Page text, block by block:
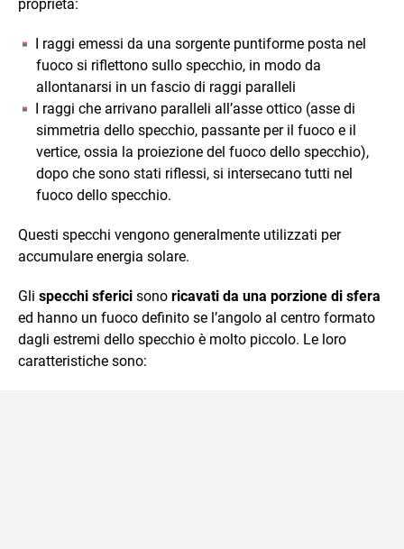
proprietà:
I raggi emessi da una sorgente puntiforme posta nel
fuoco si riflettono sullo specchio, in modo da
allontanarsi in un fascio di raggi paralleli
I raggi che arrivano paralleli all’asse ottico (asse di
simmetria dello specchio, passante per il fuoco e il
vertice, ossia la proiezione del fuoco dello specchio),
dopo che sono stati riflessi, si intersecano tutti nel
fuoco dello specchio.
Questi specchi vengono generalmente utilizzati per
accumulare energia solare.
Gli specchi sferici sono ricavati da una porzione di sfera
ed hanno un fuoco definito se l’angolo al centro formato
dagli estremi dello specchio è molto piccolo. Le loro
caratteristiche sono: